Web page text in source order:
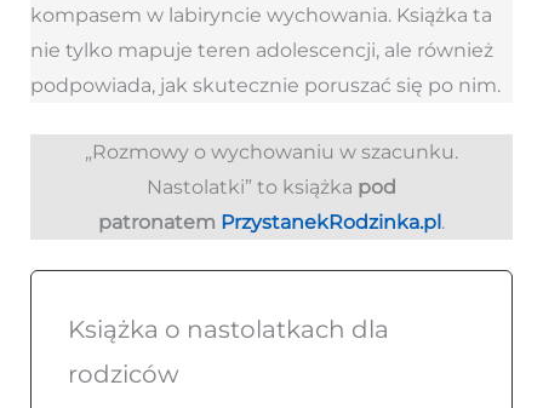
kompasem w labiryncie wychowania. Książka ta
nie tylko mapuje teren adolescencji, ale również
podpowiada, jak skutecznie poruszać się po nim.
„Rozmowy o wychowaniu w szacunku.
Nastolatki” to książka pod
patronatem PrzystanekRodzinka.pl.
Książka o nastolatkach dla
rodziców